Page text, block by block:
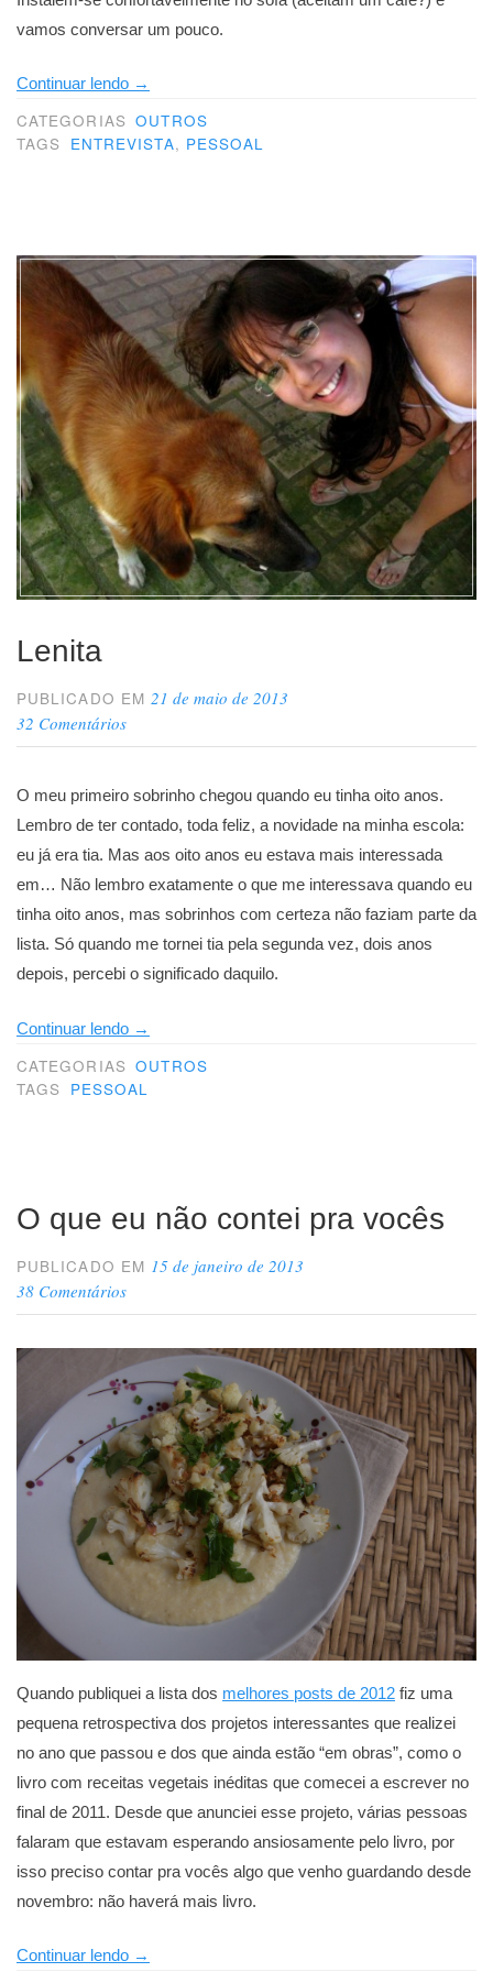
vamos conversar um pouco.
Continuar lendo “As
perguntas
que
→
CATEGORIAS OUTROS
TAGS ENTREVISTA, PESSOAL
Lenita
PUBLICADO EM21 de maio de 2013
32 Comentários
O meu primeiro sobrinho chegou quando eu tinha oito anos.
Lembro de ter contado, toda feliz, a novidade na minha escola:
eu já era tia. Mas aos oito anos eu estava mais interessada
em… Não lembro exatamente o que me interessava quando eu
tinha oito anos, mas sobrinhos com certeza não faziam parte da
lista. Só quando me tornei tia pela segunda vez, dois anos
depois, percebi o significado daquilo.
Continuar lendo “Lenita”
→
CATEGORIAS OUTROS
TAGS PESSOAL
O que eu não contei pra vocês
PUBLICADO EM 15 de janeiro de 2013
38 Comentários
Quando publiquei a lista dos melhores posts de 2012 fiz uma
pequena retrospectiva dos projetos interessantes que realizei
no ano que passou e dos que ainda estão “em obras”, como o
livro com receitas vegetais inéditas que comecei a escrever no
final de 2011. Desde que anunciei esse projeto, várias pessoas
falaram que estavam esperando ansiosamente pelo livro, por
isso preciso contar pra vocês algo que venho guardando desde
novembro: não haverá mais livro.
Continuar lendo “O
→